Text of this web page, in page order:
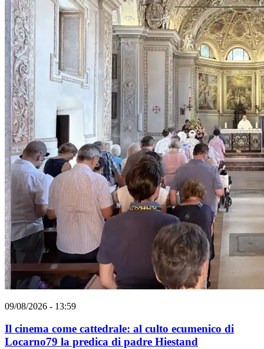
09/08/2026 - 13:59
Il cinema come cattedrale: al culto ecumenico di
Locarno79 la predica di padre Hiestand